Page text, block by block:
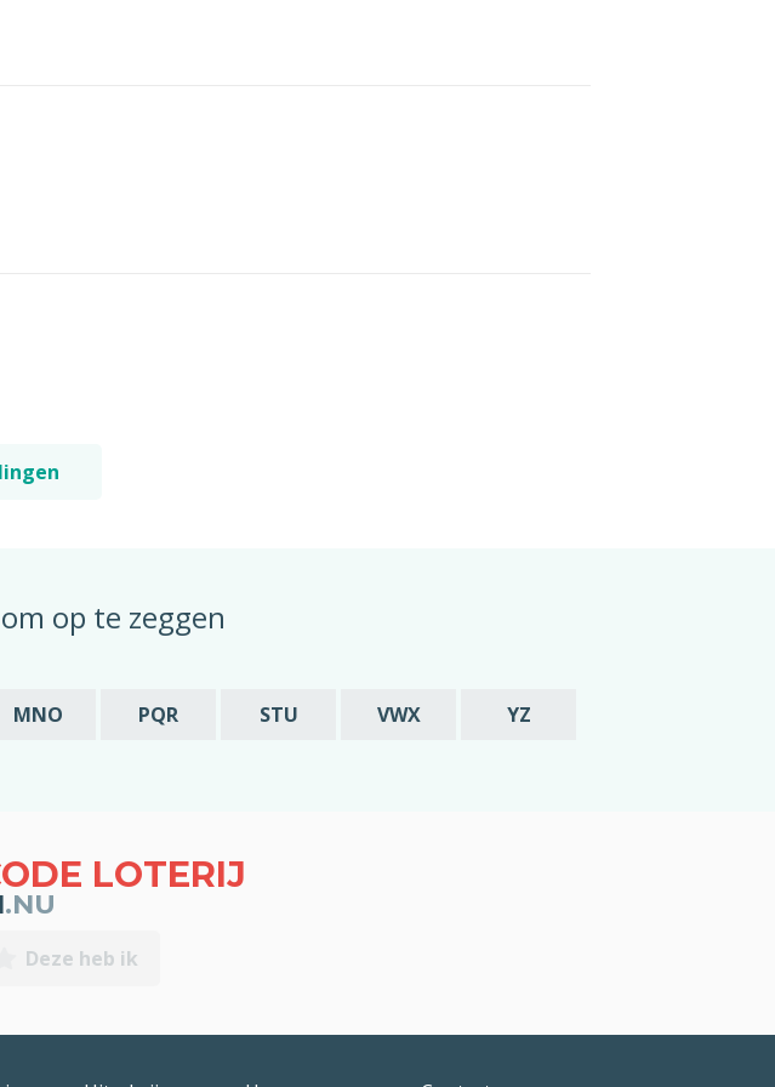
op te zeggen
MNO PQR STU VWX YZ
LOTERIJ
.NU
Deze heb ik